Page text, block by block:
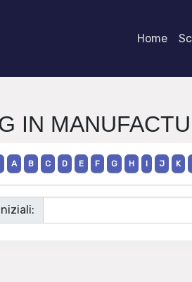
Home
IN
A B C D E F G H I J K